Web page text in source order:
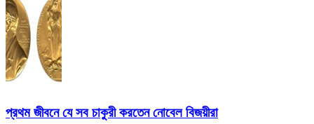
প্রথম জীবনে যে সব চাকুরী করতেন নোবেল বিজয়ীরা